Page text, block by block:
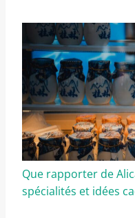
Que rapporter de
spécialités et idées